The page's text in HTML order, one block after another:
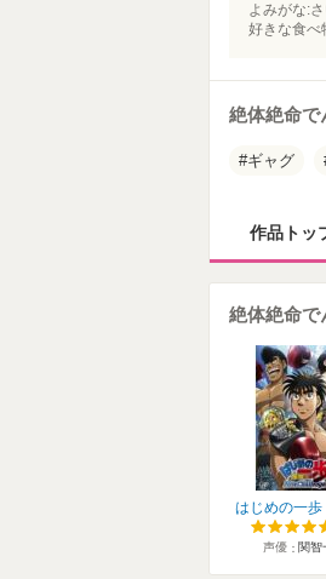
よみがな:
好きな食べ
絶体絶命で
ギャグ
作品トッ
絶体絶命で
声優 関智